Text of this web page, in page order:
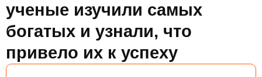
ученые изучили самых
богатых и узнали, что
привело их к успеху